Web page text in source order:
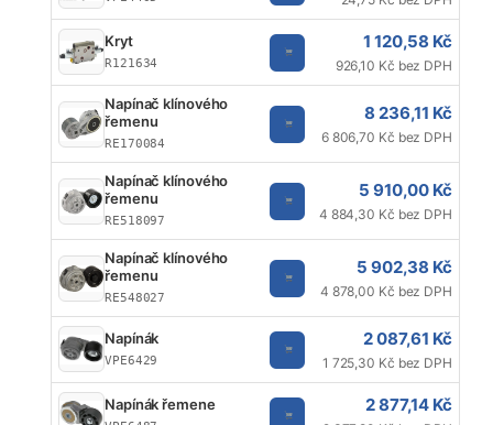
Kryt
R121634
1 120,58 Kč
926,10 Kč bez DPH
Napínač klínového
řemenu
RE170084
8 236,11 Kč
6 806,70 Kč bez DPH
Napínač klínového
řemenu
RE518097
5 910,00 Kč
4 884,30 Kč bez DPH
Napínač klínového
řemenu
RE548027
5 902,38 Kč
4 878,00 Kč bez DPH
Napínák
VPE6429
2 087,61 Kč
1 725,30 Kč bez DPH
Napínák řemene 2 877,14 Kč